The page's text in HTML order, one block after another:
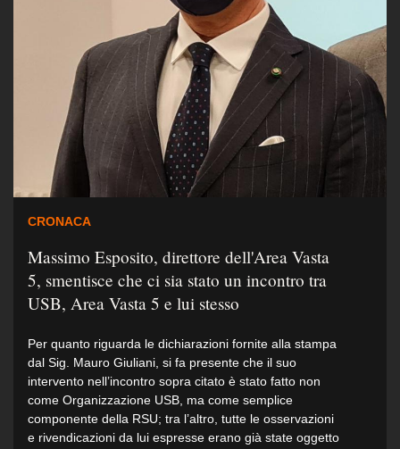
CRONACA
Massimo Esposito, direttore dell'Area Vasta
5, smentisce che ci sia stato un incontro tra
USB, Area Vasta 5 e lui stesso
Per quanto riguarda le dichiarazioni fornite alla stampa
dal Sig. Mauro Giuliani, si fa presente che il suo
intervento nell’incontro sopra citato è stato fatto non
come Organizzazione USB, ma come semplice
componente della RSU; tra l’altro, tutte le osservazioni
e rivendicazioni da lui espresse erano già state oggetto